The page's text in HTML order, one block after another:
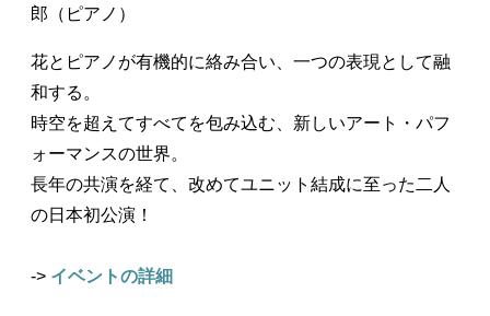
郎（ピアノ）
花とピアノが有機的に絡み合い、一つの表現として融
和する。
時空を超えてすべてを包み込む、新しいアート・パフ
ォーマンスの世界。
長年の共演を経て、改めてユニット結成に至った二人
の日本初公演！
-> イベントの詳細